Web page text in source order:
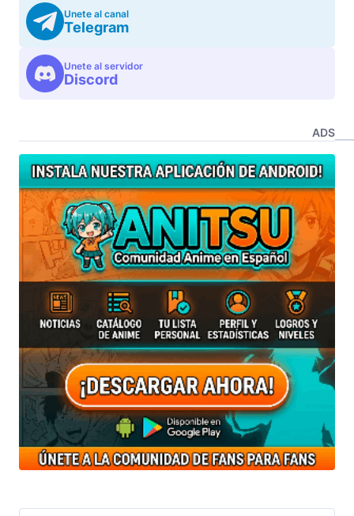
Unete al canal
Telegram
Unete al servidor
Discord
ADS